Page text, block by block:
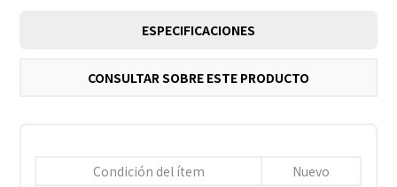
ESPECIFICACIONES
CONSULTAR SOBRE ESTE PRODUCTO
Condición del ítem Nuevo